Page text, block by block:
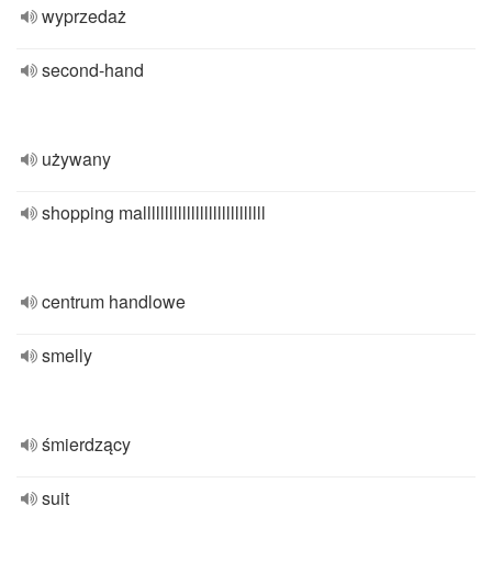
wyprzedaż
second-hand
używany
shopping mallllllllllllllllllllllllllll
centrum handlowe
smelly
śmierdzący
suit